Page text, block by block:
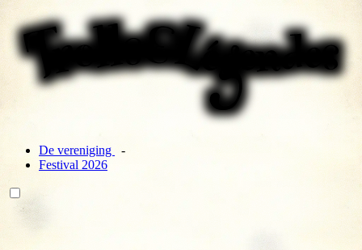
De vereniging
Festival 2026